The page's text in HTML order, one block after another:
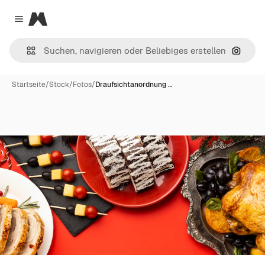
Close menu
Magnific
Nach
Startseite/Stock/Fotos/Draufsichtanordnung …